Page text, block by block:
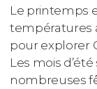
Le printemps
températures
pour explorer
Les mois
nombreuses